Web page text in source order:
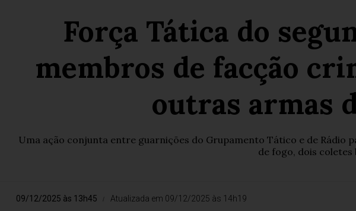
Força Tática do
membros de facção
outras armas
Uma ação conjunta entre guarnições do Grupamento Tático e de Rádio
de fogo, dois
09/12/2025 às 13h45
Atualizada em 09/12/2025 às 14h19